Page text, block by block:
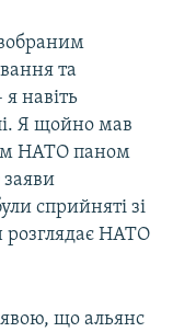
та
я навіть
Я щойно мав
НАТО паном
сприйняті зі
розглядає НАТО
що альянс